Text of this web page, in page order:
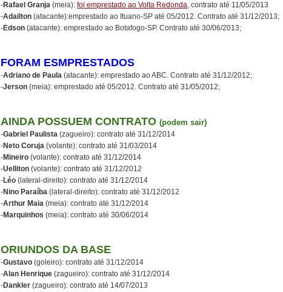
-Rafael Granja (meia): foi emprestado ao Volta Redonda, contrato até 11/05/2013
-Adailton (atacante):emprestado ao Ituano-SP até 05/2012. Contrato até 31/12/2013;
-Edson (atacante): emprestado ao Botafogo-SP. Contrato até 30/06/2013;
FORAM ESMPRESTADOS
-Adriano de Paula (atacante): emprestado ao ABC. Contrato até 31/12/2012;
-Jerson (meia): emprestado até 05/2012. Contrato até 31/05/2012;
AINDA POSSUEM CONTRATO (podem sair)
-Gabriel Paulista (zagueiro): contrato até 31/12/2014
-Neto Coruja (volante): contrato até 31/03/2014
-Mineiro (volante): contrato até 31/12/2014
-Uelliton (volante): contrato até 31/12/2012
-Léo (lateral-direito): contrato até 31/12/2014
-Nino Paraíba (lateral-direito): contrato até 31/12/2012
-Arthur Maia (meia): contrato até 31/12/2014
-Marquinhos (meia): contrato até 30/06/2014
ORIUNDOS DA BASE
-Gustavo (goleiro): contrato até 31/12/2014
-Alan Henrique (zagueiro): contrato até 31/12/2014
-Dankler (zagueiro): contrato até 14/07/2013